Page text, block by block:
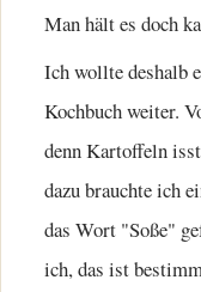
Man hält es doch
Ich wollte deshalb
Kochbuch weiter.
denn Kartoffeln
dazu brauchte ich
das Wort "Soße"
ich, das ist